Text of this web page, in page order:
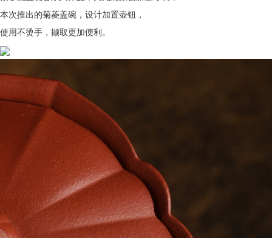
本次推出的菊菱盖碗，设计加置壶钮，
使用不烫手，撷取更加便利。